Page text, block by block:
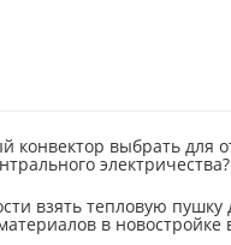
конвектор выбрать для
электричества?
взять тепловую пушку
в новостройке